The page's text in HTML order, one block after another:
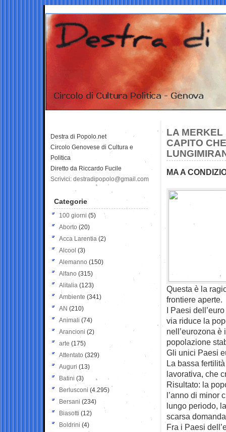
LA MERKEL
CAPITO
MA A
Questa è la
frontiere aperte.
I Paesi
via riduce la
nell’eurozona
popolazione
Gli unici Paesi
La bassa
lavorativa, che
Risultato: la
l’anno di minor
lungo periodo,
scarsa
Fra i Paesi
Destra di Popolo.net
Circolo Genovese di Cultura e
Politica
Diretto da Riccardo Fucile
Scrivici: destradipopolo@gmail.com
Categorie
100 giorni (5)
Aborto (20)
Acca Larentia (2)
Alcool (3)
Alemanno (150)
Alfano (315)
Alitalia (123)
Ambiente (341)
AN (210)
Animali (74)
Arancioni (2)
arte (175)
Attentato (329)
Auguri (13)
Batini (3)
Berlusconi (4.295)
Bersani (234)
Biasotti (12)
Boldrini (4)